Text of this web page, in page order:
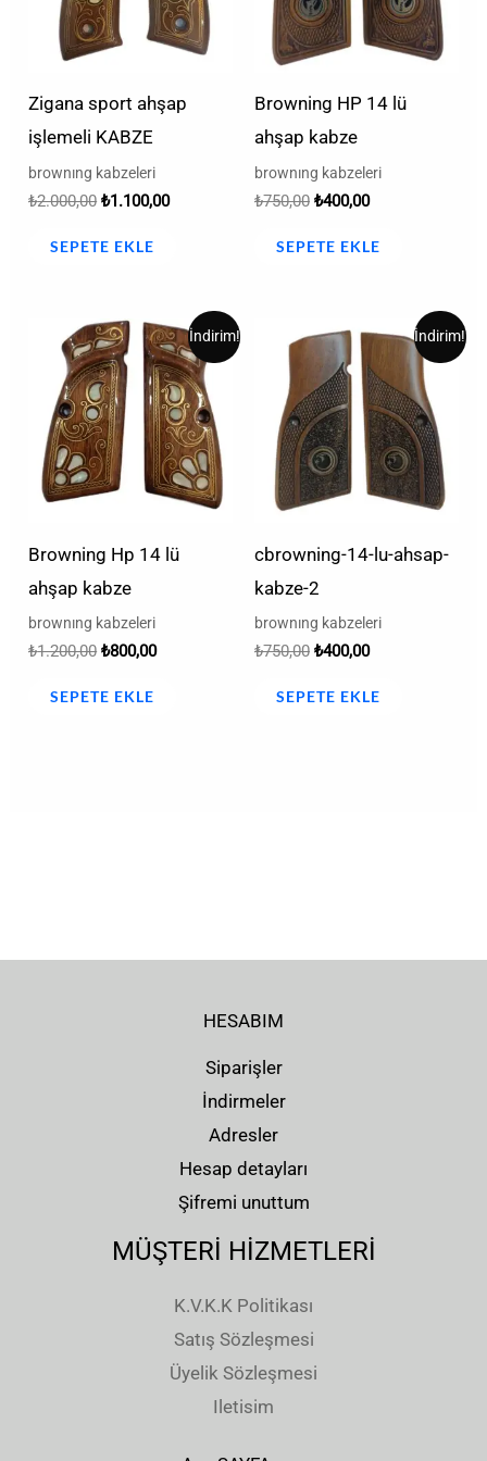
Zigana sport ahşap
işlemeli KABZE
brownıng kabzeleri
₺2.000,00 ₺1.100,00
SEPETE EKLE
Browning HP 14 lü
ahşap kabze
brownıng kabzeleri
₺750,00 ₺400,00
SEPETE EKLE
İndirim!
Browning Hp 14 lü
ahşap kabze
brownıng kabzeleri
₺1.200,00
Orijinal
fiyat:
₺1.200,00.
₺800,00
Şu
andaki
fiyat:
₺800,00.
SEPETE EKLE
İndirim!
cbrowning-14-lu-ahsap-
kabze-2
brownıng kabzeleri
₺750,00
Orijinal
fiyat:
₺750,00.
₺400,00
Şu
andaki
fiyat:
₺400,00.
SEPETE EKLE
HESABIM
Siparişler
İndirmeler
Adresler
Hesap detayları
Şifremi unuttum
MÜŞTERİ HİZMETLERİ
K.V.K.K Politikası
Satış Sözleşmesi
Üyelik Sözleşmesi
Iletisim